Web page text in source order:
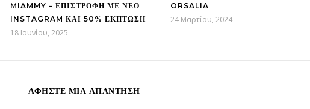
MIAMMY – ΕΠΙΣΤΡΟΦΉ ΜΕ ΝΈΟ
INSTAGRAM ΚΑΙ 50% ΈΚΠΤΩΣΗ
18 Ιουνίου, 2025
ORSALIA
24 Μαρτίου, 2024
ΑΦΉΣΤΕ ΜΙΑ ΑΠΆΝΤΗΣΗ